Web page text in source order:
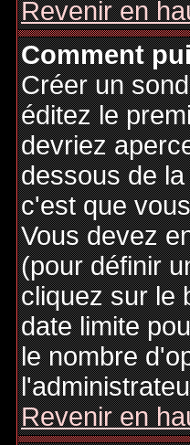
Revenir en
Comment
Créer un
éditez le
devriez
dessous de
c'est que
Vous devez
(pour définir
cliquez sur le
date limite
le nombre
Revenir en